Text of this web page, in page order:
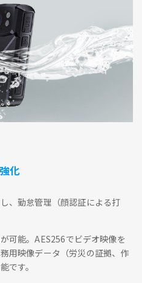
化
、勤怠管理（顔認証による打
可能。AES256でビデオ映像を
用映像データ（労災の証拠、作
です。